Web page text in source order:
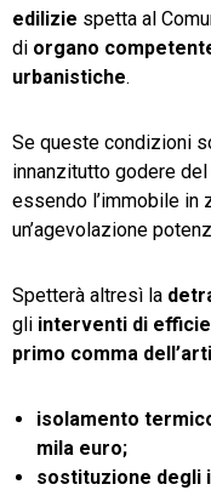
edilizie spetta al
di organo
urbanistiche.
Se queste condizioni
innanzitutto godere del
essendo l’immobile in
un’agevolazione
Spetterà altresì la
gli interventi di
primo comma
isolamento
mila euro;
sostituzione degli